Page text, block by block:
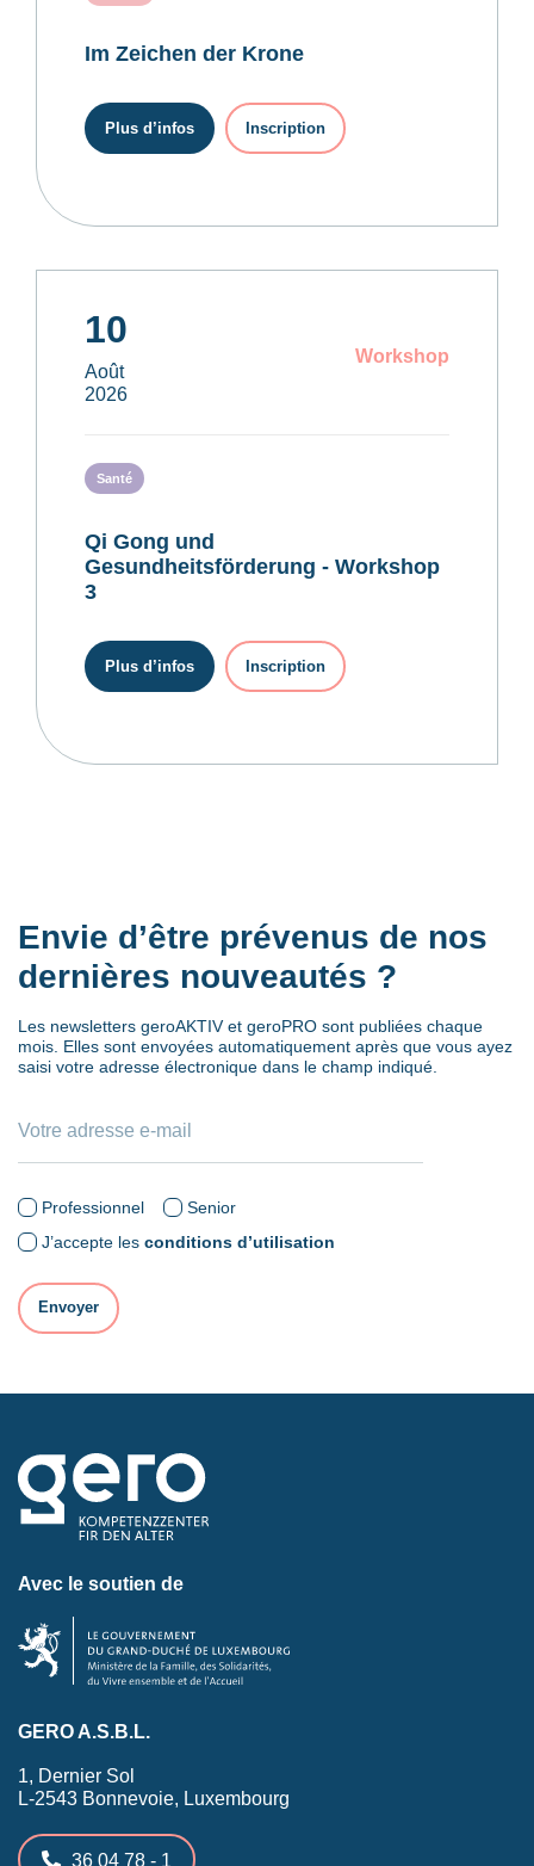
Im Zeichen der Krone
Plus d’infos Inscription
10
Août
2026
Workshop
Santé
Qi Gong und
Gesundheitsförderung - Workshop
3
Plus d’infos Inscription
Envie d’être prévenus de nos
dernières nouveautés ?
Les newsletters geroAKTIV et geroPRO sont publiées chaque
mois. Elles sont envoyées automatiquement après que vous ayez
saisi votre adresse électronique dans le champ indiqué.
Professionnel
Senior
J’accepte les conditions d’utilisation
Avec le soutien de
GERO A.S.B.L.
1, Dernier Sol
L-2543 Bonnevoie, Luxembourg
36 04 78 - 1